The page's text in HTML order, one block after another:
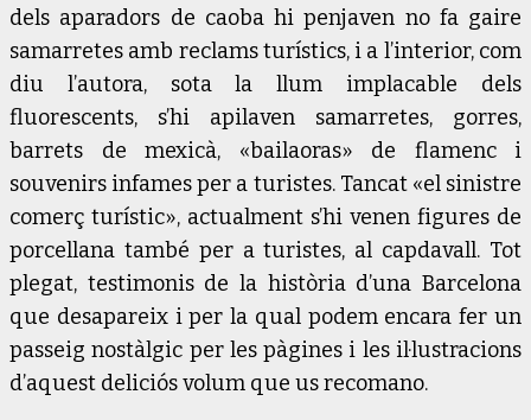
dels aparadors de caoba hi penjaven no fa gaire
samarretes amb reclams turístics, i a l’interior, com
diu l’autora, sota la llum implacable dels
fluorescents, s’hi apilaven samarretes, gorres,
barrets de mexicà, «bailaoras» de flamenc i
souvenirs infames per a turistes. Tancat «el sinistre
comerç turístic», actualment s’hi venen figures de
porcellana també per a turistes, al capdavall. Tot
plegat, testimonis de la història d’una Barcelona
que desapareix i per la qual podem encara fer un
passeig nostàlgic per les pàgines i les il·lustracions
d’aquest deliciós volum que us recomano.